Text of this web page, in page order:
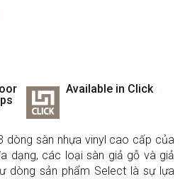
Available in Click
dòng sàn nhựa vinyl cao cấp của
dạng, các loại sàn giả gỗ và giả
dòng sản phẩm Select là sự lựa